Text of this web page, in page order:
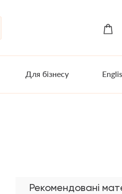
Для бізнесу
Рекомендовані